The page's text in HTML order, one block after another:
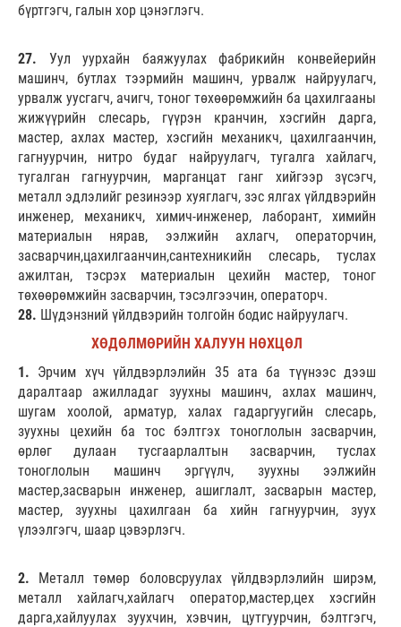
бүртгэгч, галын хор цэнэглэгч.
27. Уул уурхайн баяжуулах фабрикийн конвейерийн
машинч, бутлах тээрмийн машинч, урвалж найруулагч,
урвалж уусгагч, ачигч, тоног төхөөрөмжийн ба цахилгааны
жижүүрийн слесарь, гүүрэн кранчин, хэсгийн дарга,
мастер, ахлах мастер, хэсгийн механикч, цахилгаанчин,
гагнуурчин, нитро будаг найруулагч, тугалга хайлагч,
тугалган гагнуурчин, марганцат ганг хийгээр зүсэгч,
металл эдлэлийг резинээр хуяглагч, зэс ялгах үйлдвэрийн
инженер, механикч, химич-инженер, лаборант, химийн
материалын нярав, ээлжийн ахлагч, операторчин,
засварчин,цахилгаанчин,сантехникийн слесарь, туслах
ажилтан, тэсрэх материалын цехийн мастер, тоног
төхөөрөмжийн засварчин, тэсэлгээчин, операторч.
28. Шүдэнзний үйлдвэрийн толгойн бодис найруулагч.
ХӨДӨЛМӨРИЙН ХАЛУУН НӨХЦӨЛ
1. Эрчим хүч үйлдвэрлэлийн 35 ата ба түүнээс дээш
даралтаар ажилладаг зуухны машинч, ахлах машинч,
шугам хоолой, арматур, халах гадаргуугийн слесарь,
зуухны цехийн ба тос бэлтгэх тоноглолын засварчин,
өрлөг дулаан тусгаарлалтын засварчин, туслах
тоноглолын машинч эргүүлч, зуухны ээлжийн
мастер,засварын инженер, ашиглалт, засварын мастер,
мастер, зуухны цахилгаан ба хийн гагнуурчин, зуух
үлээлгэгч, шаар цэвэрлэгч.
2. Металл төмөр боловсруулах үйлдвэрлэлийн ширэм,
металл хайлагч,хайлагч оператор,мастер,цех хэсгийн
дарга,хайлуулах зуухчин, хэвчин, цутгуурчин, бэлтгэгч,